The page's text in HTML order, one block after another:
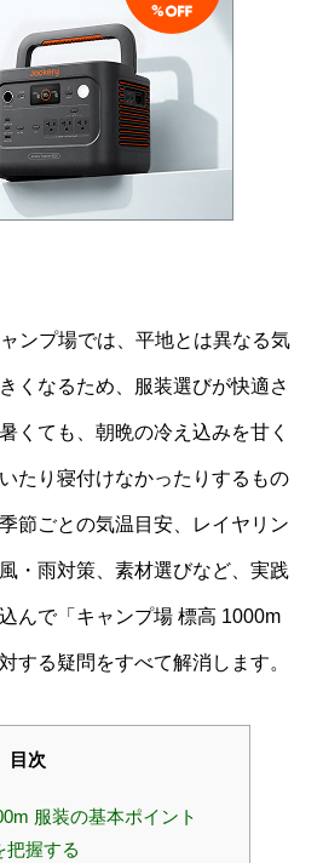
ンプ場では、平地とは異なる気
くなるため、服装選びが快適さ
くても、朝晩の冷え込みを甘く
たり寝付けなかったりするもの
節ごとの気温目安、レイヤリン
・雨対策、素材選びなど、実践
んで「キャンプ場 標高 1000m
する疑問をすべて解消します。
目次
服装の基本ポイント
把握する